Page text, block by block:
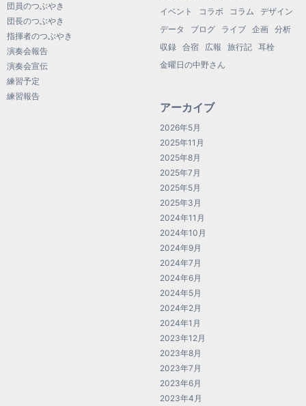
団員のつぶやき
団長のつぶやき
指揮者のつぶやき
演奏会報告
演奏会宣伝
練習予定
練習報告
イベント
コラボ コラム
デザイン
データ
ブログ ライブ 企画
分析
収録
合宿 広報 旅行記
耳栓
金曜日の中野さん
アーカイブ
2026年5月
2025年11月
2025年8月
2025年7月
2025年5月
2025年3月
2024年11月
2024年10月
2024年9月
2024年7月
2024年6月
2024年5月
2024年2月
2024年1月
2023年12月
2023年8月
2023年7月
2023年6月
2023年4月